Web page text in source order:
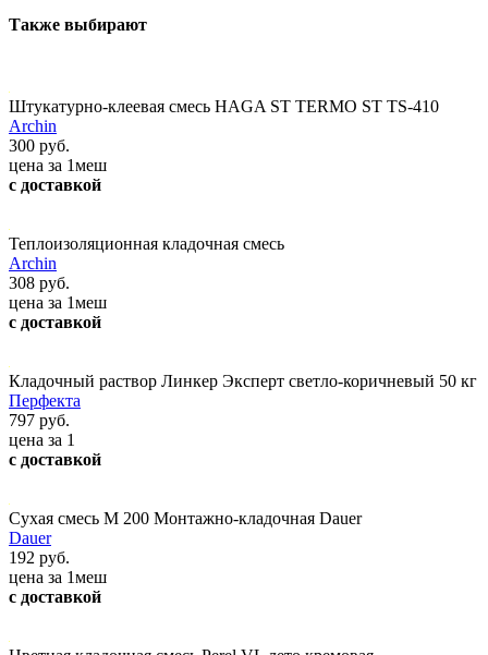
Также выбирают
Штукатурно-клеевая смесь HAGA ST TERMO ST TS-410
Archin
300 руб.
цена за 1меш
с доставкой
Теплоизоляционная кладочная смесь
Archin
308 руб.
цена за 1меш
с доставкой
Кладочный раствор Линкер Эксперт светло-коричневый 50 кг
Перфекта
797 руб.
цена за 1
с доставкой
Сухая смесь М 200 Монтажно-кладочная Dauer
Dauer
192 руб.
цена за 1меш
с доставкой